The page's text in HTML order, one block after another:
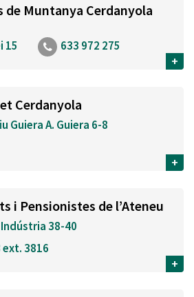
de Muntanya Cerdanyola
15
633 972 275
+
Cerdanyola
Guiera A. Guiera 6-8
+
i Pensionistes de l’Ateneu
38-40
ext. 3816
+